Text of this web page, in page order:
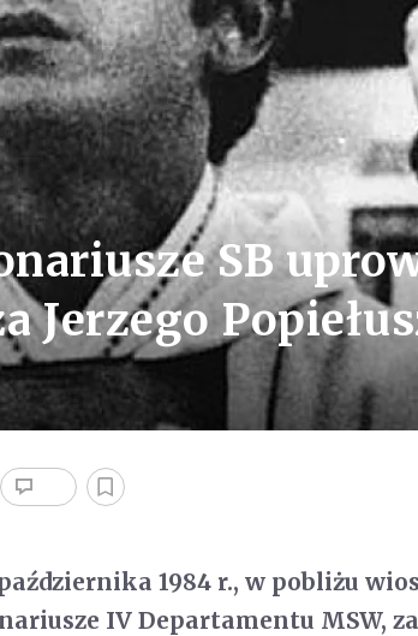
SB
Jerzego
1984 r., w pobliżu
IV Departamentu MSW,